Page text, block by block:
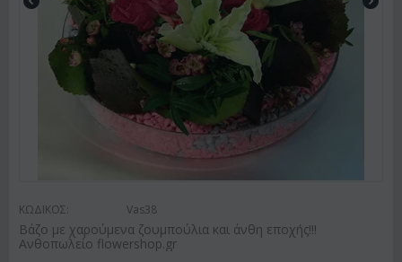
ΚΩΔΙΚΟΣ: Vas38
Βάζο με χαρούμενα ζουμπούλια και άνθη εποχής!!!
Ανθοπωλείο flowershop.gr